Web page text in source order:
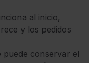
al inicio,
y los pedidos
puede conservar el